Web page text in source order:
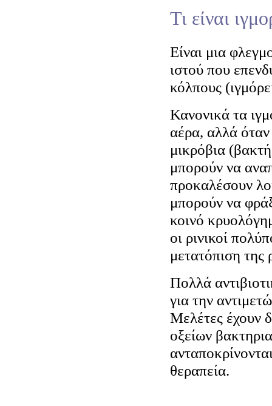
Τι είναι
Είναι μια
ιστού που
κόλπους
Κανονικά τα
αέρα, αλλά
μικρόβια
μπορούν να
προκαλέσουν
μπορούν να
κοινό
οι ρινικοί
μετατόπιση της
Πολλά
για την
Μελέτες έχουν
οξείων
θεραπεία.